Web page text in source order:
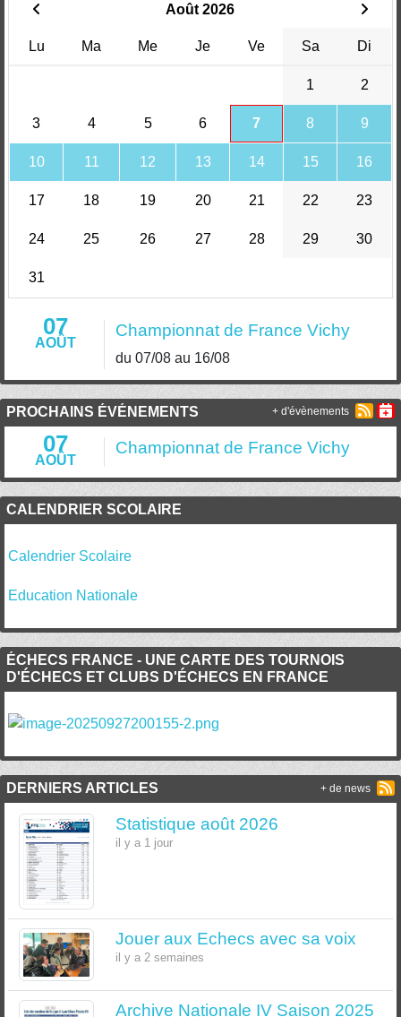
Août 2026
Lu Ma Me Je Ve Sa Di
1 2
3 4 5 6 7 8 9
10 11 12 13 14 15 16
17 18 19 20 21 22 23
24 25 26 27 28 29 30
31
07
AOÛT
Championnat de France Vichy
du 07/08 au 16/08
PROCHAINS ÉVÉNEMENTS
07
AOÛT
Championnat de France Vichy
+ d'évènements
CALENDRIER SCOLAIRE
Calendrier Scolaire
Education Nationale
ÉCHECS FRANCE - UNE CARTE DES TOURNOIS
D'ÉCHECS ET CLUBS D'ÉCHECS EN FRANCE
DERNIERS ARTICLES
Statistique août 2026
il y a 1 jour
Jouer aux Echecs avec sa voix
il y a 2 semaines
Archive Nationale IV Saison 2025
+ de news